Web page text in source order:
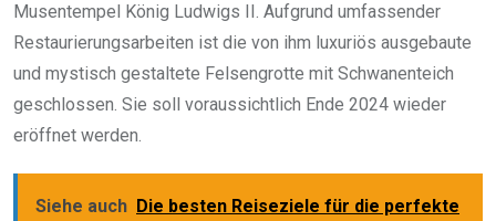
Musentempel König Ludwigs II. Aufgrund umfassender
Restaurierungsarbeiten ist die von ihm luxuriös ausgebaute
und mystisch gestaltete Felsengrotte mit Schwanenteich
geschlossen. Sie soll voraussichtlich Ende 2024 wieder
eröffnet werden.
Siehe auch Die besten Reiseziele für die perfekte